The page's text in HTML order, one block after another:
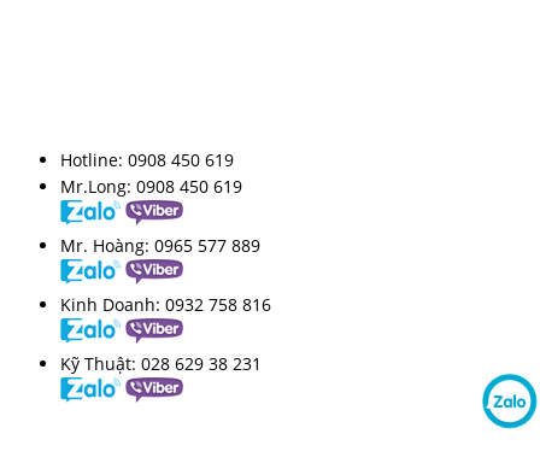
Hotline: 0908 450 619
Mr.Long: 0908 450 619
Mr. Hoàng: 0965 577 889
Kinh Doanh: 0932 758 816
Kỹ Thuật: 028 629 38 231